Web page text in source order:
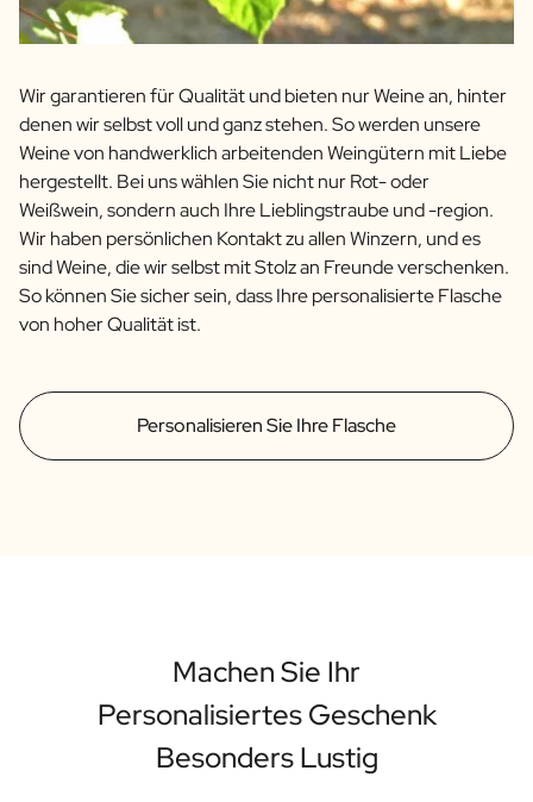
Personalisieren Sie Ihre Flasche
Wir garantieren für Qualität und bieten nur Weine an, hinter
denen wir selbst voll und ganz stehen. So werden unsere
Weine von handwerklich arbeitenden Weingütern mit Liebe
hergestellt. Bei uns wählen Sie nicht nur Rot- oder
Weißwein, sondern auch Ihre Lieblingstraube und -region.
Wir haben persönlichen Kontakt zu allen Winzern, und es
sind Weine, die wir selbst mit Stolz an Freunde verschenken.
So können Sie sicher sein, dass Ihre personalisierte Flasche
von hoher Qualität ist.
Machen Sie Ihr
Personalisiertes Geschenk
Besonders Lustig